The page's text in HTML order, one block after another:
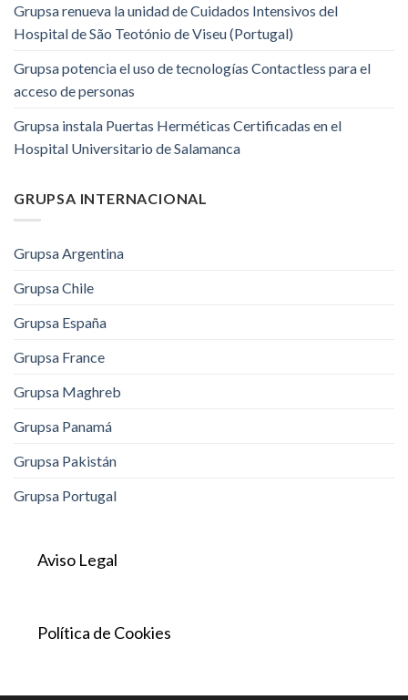
Grupsa renueva la unidad de Cuidados Intensivos del
Hospital de São Teotónio de Viseu (Portugal)
Grupsa potencia el uso de tecnologías Contactless para el
acceso de personas
Grupsa instala Puertas Herméticas Certificadas en el
Hospital Universitario de Salamanca
GRUPSA INTERNACIONAL
Grupsa Argentina
Grupsa Chile
Grupsa España
Grupsa France
Grupsa Maghreb
Grupsa Panamá
Grupsa Pakistán
Grupsa Portugal
Aviso Legal
Política de Cookies